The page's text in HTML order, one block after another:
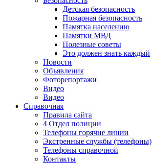
Детская безопасность
Пожарная безопасность
Памятка населению
Памятки МВД
Полезные советы
Это должен знать каждый
Новости
Объявления
Фоторепортажи
Видео
Видео
Справочная
Правила сайта
4 Отдел полиции
Телефоны горячие линии
Экстренные службы (телефоны)
Телефоны справочной
Контакты